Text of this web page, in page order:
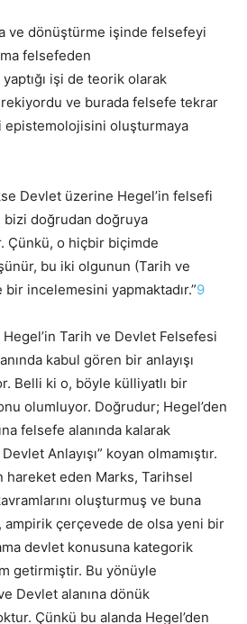
ve dönüştürme işinde felsefeyi
felsefeden
yaptığı işi de teorik olarak
ve burada felsefe tekrar
oluşturmaya
Devlet üzerine Hegel’in felsefi
doğrudan doğruya
Çünkü, o hiçbir biçimde
bu iki olgunun (Tarih ve
incelemesini yapmaktadır.”9
Tarih ve Devlet Felsefesi
kabul gören bir anlayışı
Belli ki o, böyle külliyatlı bir
olumluyor. Doğrudur; Hegel’den
felsefe alanında kalarak
Anlayışı” koyan olmamıştır.
hareket eden Marks, Tarihsel
oluşturmuş ve buna
ampirik çerçevede de olsa yeni bir
devlet konusuna kategorik
getirmiştir. Bu yönüyle
Devlet alanına dönük
Çünkü bu alanda Hegel’den